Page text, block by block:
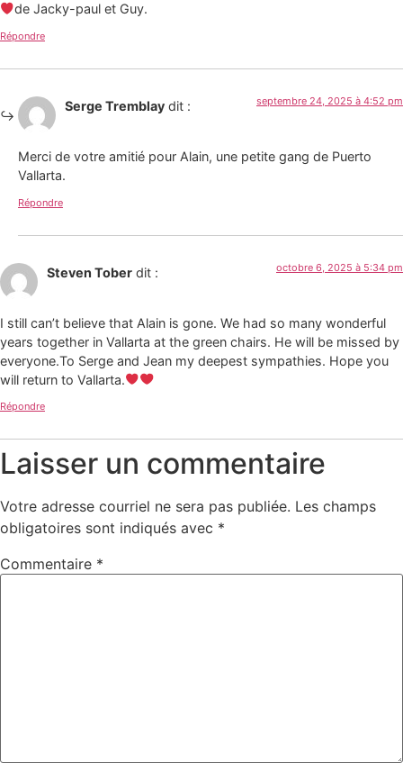
de Jacky-paul et Guy.
Répondre
Serge Tremblay dit : septembre 24, 2025 à 4:52 pm
Merci de votre amitié pour Alain, une petite gang de Puerto
Vallarta.
Répondre
Steven Tober dit : octobre 6, 2025 à 5:34 pm
I still can’t believe that Alain is gone. We had so many wonderful
years together in Vallarta at the green chairs. He will be missed by
everyone.To Serge and Jean my deepest sympathies. Hope you
will return to Vallarta.
Répondre
Laisser un commentaire
Votre adresse courriel ne sera pas publiée. Les champs
obligatoires sont indiqués avec *
Commentaire *